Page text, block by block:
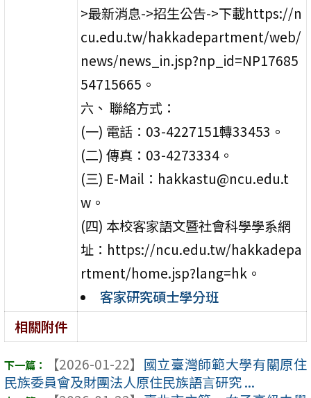
>最新消息->招生公告->下載https://n
cu.edu.tw/hakkadepartment/web/
news/news_in.jsp?np_id=NP17685
54715665。
六、 聯絡方式：
(一) 電話：03-4227151轉33453。
(二) 傳真：03-4273334。
(三) E-Mail：hakkastu@ncu.edu.t
w。
(四) 本校客家語文暨社會科學學系網
址：https://ncu.edu.tw/hakkadepa
rtment/home.jsp?lang=hk。
客家研究碩士學分班
相關附件
【2026-01-22】 國立臺灣師範大學有關原住
民族委員會及財團法人原住民族語言研究 ...